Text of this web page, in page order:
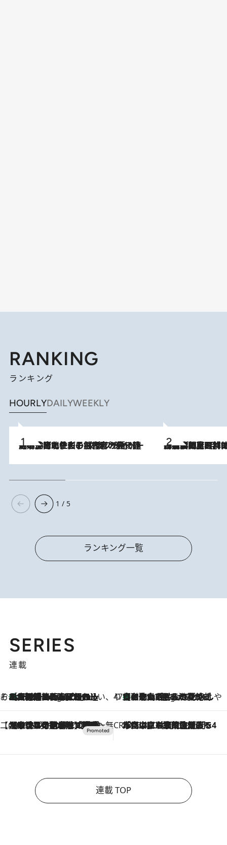
RANKING
ランキング
HOURLYDAILYWEEKLY
2026.8.3
《「文士の子ども被害者の会」発足！》阿川佐和子（72）が語る遠藤周作に北杜夫、劇作家・矢代静一の子どもたちの“文豪プライベート事件簿” 2026.8.8
「最後に見られてよかった」上野動物園の東園パンダ舎が解体前に特別公開。8月16日まで延長されたパネル展と共に辿る“半世紀”のパンダ飼育《解体工事の図面あり》
1 / 5
ランキング一覧
SERIES
連載
そおだよおこの関西おいしい、おやつ紀行
7 Hours Ago
［大阪府箕面市］一皿一皿目の前で仕上げられる、料理を巧みに組み込んだアシェットデセールコース「ミチル アシェット デセール（Michiru assiette dessert）」 47都道府県の手みやげ ひんやりスイーツで夏を満喫
7 Hours Ago
【和歌山県】この夏絶対食べたい 冷やしておいしいおやつ3選 みかんがごろっと丸ごと入ったジュレ
【CREA×星野リゾート】唯一無二。癒しと発見が待つ場所へ
2026.8.7
【トンボの足水浴】ヒノキの香りに包まれて涼感マックス！約13℃の湧水かけ流しを避暑地「星野温泉 トンボの湯」で体験 CREA'S CHOICE
2026.8.7
「立川にも歌舞伎があるんだよ」 片岡仁左衛門・市川中車ら豪華座組みで4年目の立川立飛歌舞伎へ
連載 TOP